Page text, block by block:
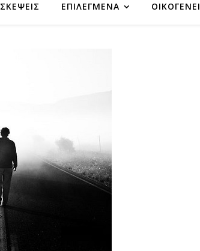
ΣΚΈΨΕΙΣ ΕΠΙΛΕΓΜΈΝΑ